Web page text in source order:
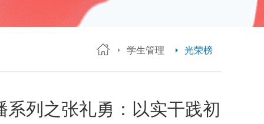
学生管理 光荣榜
列之张礼勇：以实干践初